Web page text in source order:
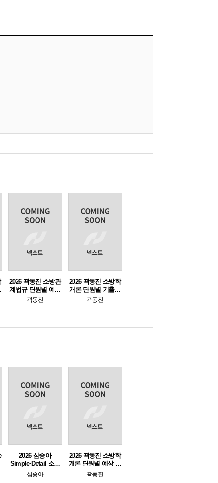
2026 곽동진 소방관
계법규 단원별 예상
문제풀이
곽동진
2026 곽동진 소방학
개론 단원별 기출문
제집
곽동진
2026 심승아
Simple·Detail 소방
학개론 심기일전 단
원별 예상문제집
심승아
2026 곽동진 소방학
개론 단원별 예상 문
제풀이 1000제 (기출
포함)
곽동진